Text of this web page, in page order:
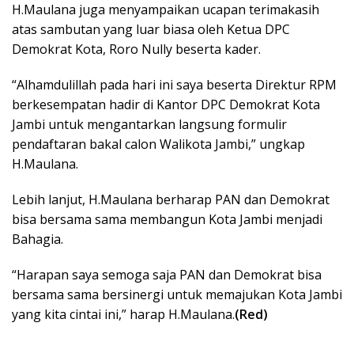
H.Maulana juga menyampaikan ucapan terimakasih
atas sambutan yang luar biasa oleh Ketua DPC
Demokrat Kota, Roro Nully beserta kader.
“Alhamdulillah pada hari ini saya beserta Direktur RPM
berkesempatan hadir di Kantor DPC Demokrat Kota
Jambi untuk mengantarkan langsung formulir
pendaftaran bakal calon Walikota Jambi,” ungkap
H.Maulana.
Lebih lanjut, H.Maulana berharap PAN dan Demokrat
bisa bersama sama membangun Kota Jambi menjadi
Bahagia.
“Harapan saya semoga saja PAN dan Demokrat bisa
bersama sama bersinergi untuk memajukan Kota Jambi
yang kita cintai ini,” harap H.Maulana.(Red)